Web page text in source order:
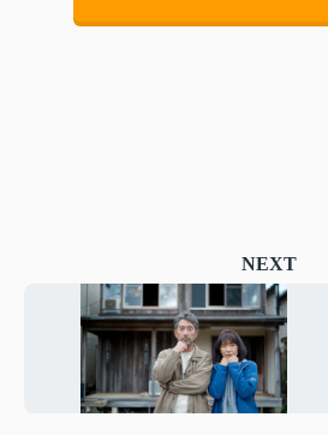
NEXT